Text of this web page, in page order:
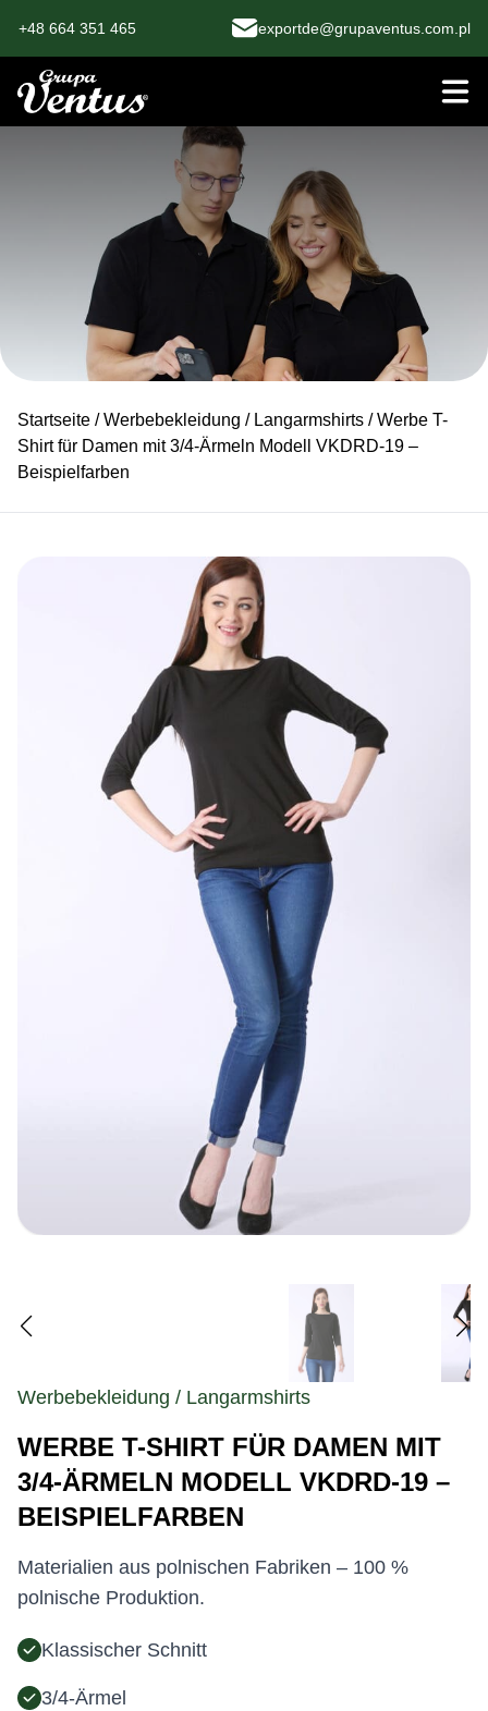
+48 664 351 465 exportde@grupaventus.com.pl
Startseite /Werbebekleidung / Langarmshirts / Werbe T-
Shirt für Damen mit 3/4-Ärmeln Modell VKDRD-19 –
Beispielfarben
Werbebekleidung / Langarmshirts
WERBE T-SHIRT FÜR DAMEN MIT
3/4-ÄRMELN MODELL VKDRD-19 –
BEISPIELFARBEN
Materialien aus polnischen Fabriken – 100 %
polnische Produktion.
Klassischer Schnitt
3/4-Ärmel